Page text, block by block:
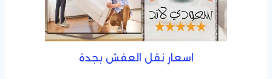
اسعار نقل العفش بجدة